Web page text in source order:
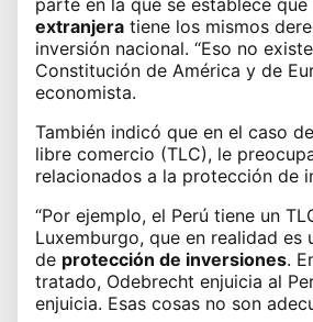
extranjera tiene los mismos
inversión nacional. “Eso no
Constitución de América y de
economista.
También indicó que en el caso
libre comercio (TLC), le
relacionados a la protección de
“Por ejemplo, el Perú tiene un
Luxemburgo, que en realidad es
de protección de inversiones.
tratado, Odebrecht enjuicia al
enjuicia. Esas cosas no son